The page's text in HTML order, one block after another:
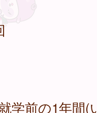
学前の1年間